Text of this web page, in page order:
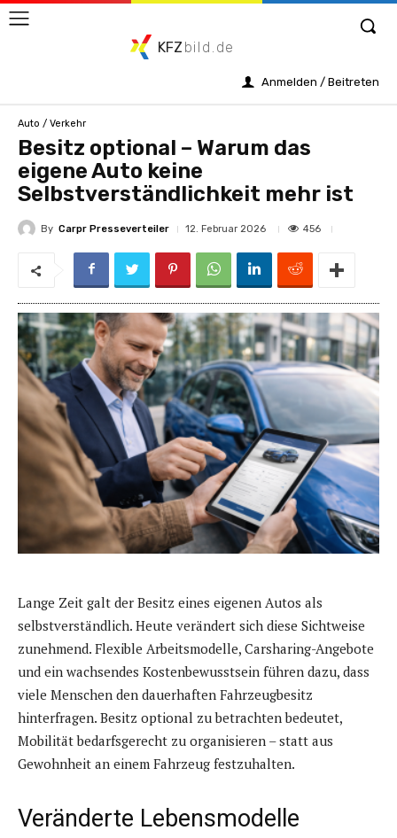
KFZ bild.de
Anmelden / Beitreten
Auto / Verkehr
Besitz optional – Warum das
eigene Auto keine
Selbstverständlichkeit mehr ist
By Carpr Presseverteiler 12. Februar 2026 456
Lange Zeit galt der Besitz eines eigenen Autos als
selbstverständlich. Heute verändert sich diese Sichtweise
zunehmend. Flexible Arbeitsmodelle, Carsharing-Angebote
und ein wachsendes Kostenbewusstsein führen dazu, dass
viele Menschen den dauerhaften Fahrzeugbesitz
hinterfragen. Besitz optional zu betrachten bedeutet,
Mobilität bedarfsgerecht zu organisieren – statt aus
Gewohnheit an einem Fahrzeug festzuhalten.
Veränderte Lebensmodelle